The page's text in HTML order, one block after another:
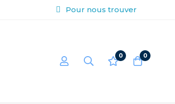
Pour nous trouver
0 0